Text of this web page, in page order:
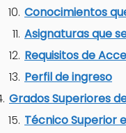
Conocimientos
Asignaturas que
Requisitos de
Perfil de ingreso
Grados Superiores
Técnico Superior